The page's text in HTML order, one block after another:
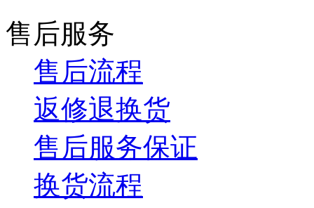
售后服务
售后流程
返修退换货
售后服务保证
换货流程